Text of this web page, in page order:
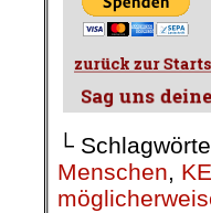
└
Menschen,